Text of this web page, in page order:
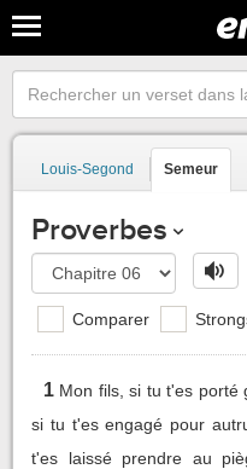
Louis-Segond Semeur
Proverbes
Comparer
1 Mon fils, si tu t'es porté
si tu t'es engagé pour
t'es laissé prendre au